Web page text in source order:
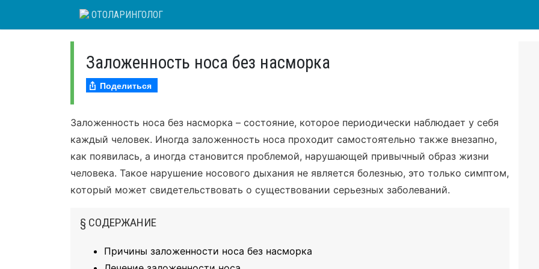
ОТОЛАРИНГОЛОГ
Заложенность носа без насморка
Поделиться
Заложенность носа без насморка – состояние, которое периодически наблюдает у себя
каждый человек. Иногда заложенность носа проходит самостоятельно также внезапно,
как появилась, а иногда становится проблемой, нарушающей привычный образ жизни
человека. Такое нарушение носового дыхания не является болезнью, это только симптом,
который может свидетельствовать о существовании серьезных заболеваний.
§ СОДЕРЖАНИЕ
Причины заложенности носа без насморка